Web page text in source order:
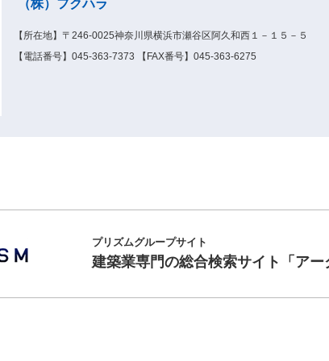
（株）フクハラ
【所在地】〒246-0025神奈川県横浜市瀬谷区阿久和西１－１５－５
【電話番号】045-363-7373 【FAX番号】045-363-6275
プリズムグループサイト
建築業専門の総合検索サイト 「ア